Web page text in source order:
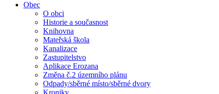
Obec
O obci
Historie a současnost
Knihovna
Mateřská škola
Kanalizace
Zastupitelstvo
Aplikace Erozana
Změna č.2 územního plánu
Odpady/sběrné místo/sběrné dvory
Kroniky